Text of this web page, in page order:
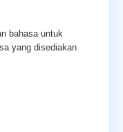
bahasa untuk
yang disediakan